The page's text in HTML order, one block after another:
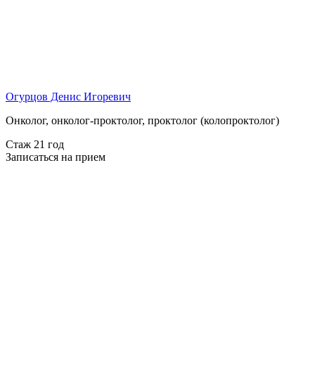
Огурцов Денис Игоревич
Онколог, онколог-проктолог, проктолог (колопроктолог)
Стаж 21 год
Записаться на прием